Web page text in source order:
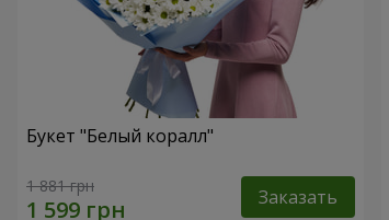
Букет "Белый коралл"
1 881 грн Заказать